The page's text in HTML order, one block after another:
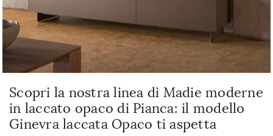
Scopri la nostra linea di Madie moderne
in laccato opaco di Pianca: il modello
Ginevra laccata Opaco ti aspetta